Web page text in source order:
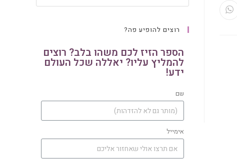
רוצים להופיע פה?
הספר הזיז לכם משהו בלב? רוצים
להמליץ עליו? יאללה שכל העולם
ידע!
שם
אימייל